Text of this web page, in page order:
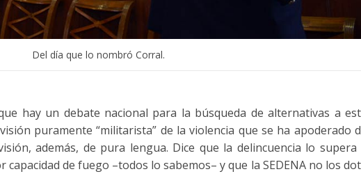
Del día que lo nombró Corral.
hay un debate nacional para la búsqueda de alternativas a
puramente “militarista” de la violencia que se ha apoderado
además, de pura lengua. Dice que la delincuencia lo supera
de fuego –todos lo sabemos– y que la SEDENA no los